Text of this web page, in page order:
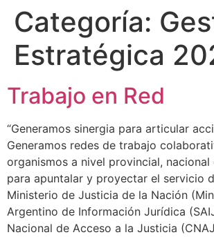
Categoría:
Estratégica
Trabajo en Red
“Generamos sinergia para articular
Generamos redes de trabajo
organismos a nivel provincial, nacional
para apuntalar y proyectar el servicio
Ministerio de Justicia de la Nación
Argentino de Información Jurídica
Nacional de Acceso a la Justicia